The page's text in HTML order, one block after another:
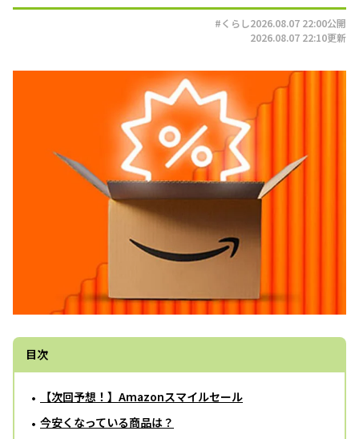
#くらし2026.08.07 22:00公開
2026.08.07 22:10更新
目次
【次回予想！】Amazonスマイルセール
今安くなっている商品は？